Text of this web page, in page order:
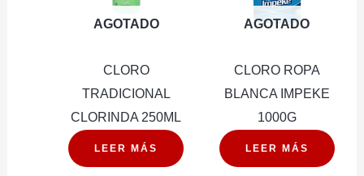
AGOTADO
CLORO
TRADICIONAL
CLORINDA 250ML
LEER MÁS
AGOTADO
CLORO ROPA
BLANCA IMPEKE
1000G
LEER MÁS